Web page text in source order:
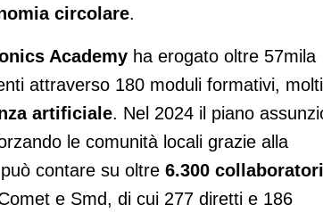
circolare.
Academy ha erogato oltre 57mila
attraverso 180 moduli formativi, molti
artificiale. Nel 2024 il piano
le comunità locali grazie alla
contare su oltre 6.300 collaboratori
e Smd, di cui 277 diretti e 186